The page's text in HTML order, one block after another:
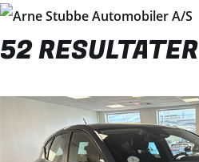
52 RESULTATER